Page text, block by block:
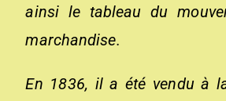
ainsi le tableau du
marchandise.
En 1836, il a été vendu à